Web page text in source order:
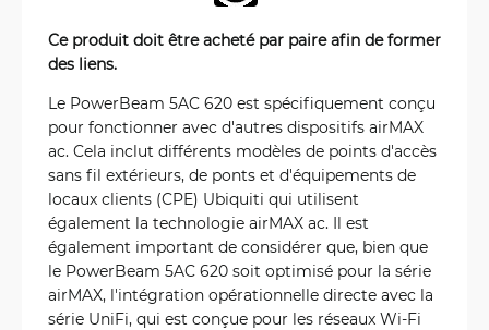
Ce produit doit être acheté par paire afin de former
des liens.
Le PowerBeam 5AC 620 est spécifiquement conçu
pour fonctionner avec d'autres dispositifs airMAX
ac. Cela inclut différents modèles de points d'accès
sans fil extérieurs, de ponts et d'équipements de
locaux clients (CPE) Ubiquiti qui utilisent
également la technologie airMAX ac. Il est
également important de considérer que, bien que
le PowerBeam 5AC 620 soit optimisé pour la série
airMAX, l'intégration opérationnelle directe avec la
série UniFi, qui est conçue pour les réseaux Wi-Fi